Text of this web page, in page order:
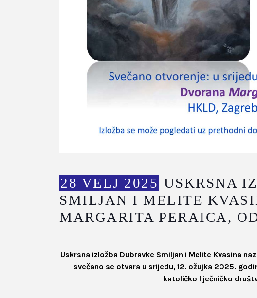
28 VELJ 2025 USKRSNA
SMILJAN I MELITE
MARGARITA PERAICA,
Uskrsna izložba Dubravke Smiljan i Melite Kvasina
svečano se otvara u srijedu, 12. ožujka 2025.
katoličko liječničko